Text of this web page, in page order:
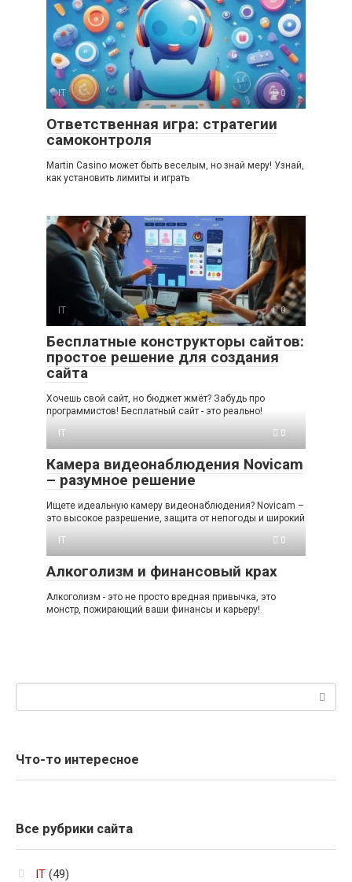
IT 0
Ответственная игра: стратегии
самоконтроля
Martin Casino может быть веселым, но знай меру! Узнай,
как установить лимиты и играть
IT 0
Бесплатные конструкторы сайтов:
простое решение для создания
сайта
Хочешь свой сайт, но бюджет жмёт? Забудь про
программистов! Бесплатный сайт - это реально!
IT
0
Камера видеонаблюдения Novicam
– разумное решение
Ищете идеальную камеру видеонаблюдения? Novicam –
это высокое разрешение, защита от непогоды и широкий
IT
0
Алкоголизм и финансовый крах
Алкоголизм - это не просто вредная привычка, это
монстр, пожирающий ваши финансы и карьеру!
Что-то интересное
Все рубрики сайта
IT (49)